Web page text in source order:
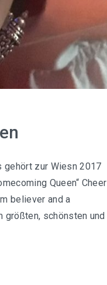
zur Wiesn 2017
Queen“ Cheer
believer and a
größten, schönsten und